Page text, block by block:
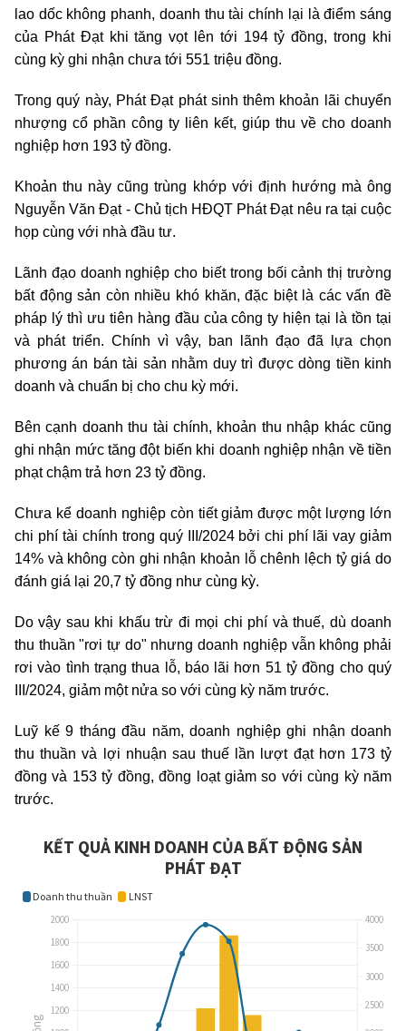
lao dốc không phanh, doanh thu tài chính lại là điểm sáng
của Phát Đạt khi tăng vọt lên tới 194 tỷ đồng, trong khi
cùng kỳ ghi nhận chưa tới 551 triệu đồng.
Trong quý này, Phát Đạt phát sinh thêm khoản lãi chuyển
nhượng cổ phần công ty liên kết, giúp thu về cho doanh
nghiệp hơn 193 tỷ đồng.
Khoản thu này cũng trùng khớp với định hướng mà ông
Nguyễn Văn Đạt - Chủ tịch HĐQT Phát Đạt nêu ra tại cuộc
họp cùng với nhà đầu tư.
Lãnh đạo doanh nghiệp cho biết trong bối cảnh thị trường
bất động sản còn nhiều khó khăn, đặc biệt là các vấn đề
pháp lý thì ưu tiên hàng đầu của công ty hiện tại là tồn tại
và phát triển. Chính vì vậy, ban lãnh đạo đã lựa chọn
phương án bán tài sản nhằm duy trì được dòng tiền kinh
doanh và chuẩn bị cho chu kỳ mới.
Bên cạnh doanh thu tài chính, khoản thu nhập khác cũng
ghi nhận mức tăng đột biến khi doanh nghiệp nhận về tiền
phạt chậm trả hơn 23 tỷ đồng.
Chưa kể doanh nghiệp còn tiết giảm được một lượng lớn
chi phí tài chính trong quý III/2024 bởi chi phí lãi vay giảm
14% và không còn ghi nhận khoản lỗ chênh lệch tỷ giá do
đánh giá lại 20,7 tỷ đồng như cùng kỳ.
Do vậy sau khi khấu trừ đi mọi chi phí và thuế, dù doanh
thu thuần "rơi tự do" nhưng doanh nghiệp vẫn không phải
rơi vào tình trạng thua lỗ, báo lãi hơn 51 tỷ đồng cho quý
III/2024, giảm một nửa so với cùng kỳ năm trước.
Luỹ kế 9 tháng đầu năm, doanh nghiệp ghi nhận doanh
thu thuần và lợi nhuận sau thuế lần lượt đạt hơn 173 tỷ
đồng và 153 tỷ đồng, đồng loạt giảm so với cùng kỳ năm
trước.